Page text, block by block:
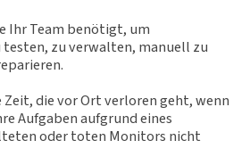
Ihr Team benötigt, um
testen, zu verwalten, manuell zu
Zeit, die vor Ort verloren geht, wenn
Aufgaben aufgrund eines
oder toten Monitors nicht